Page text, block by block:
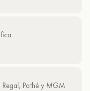
Pathé y MGM